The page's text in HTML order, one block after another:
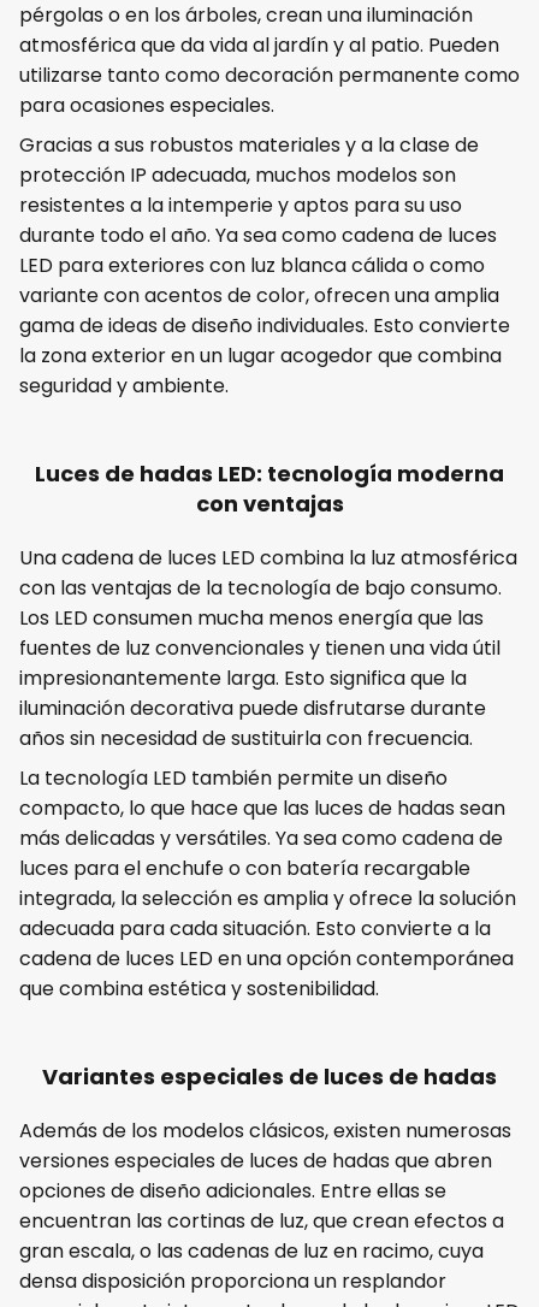
pérgolas o en los árboles, crean una iluminación
atmosférica que da vida al jardín y al patio. Pueden
utilizarse tanto como decoración permanente como
para ocasiones especiales.
Gracias a sus robustos materiales y a la clase de
protección IP adecuada, muchos modelos son
resistentes a la intemperie y aptos para su uso
durante todo el año. Ya sea como cadena de luces
LED para exteriores con luz blanca cálida o como
variante con acentos de color, ofrecen una amplia
gama de ideas de diseño individuales. Esto convierte
la zona exterior en un lugar acogedor que combina
seguridad y ambiente.
Luces de hadas LED: tecnología moderna
con ventajas
Una cadena de luces LED combina la luz atmosférica
con las ventajas de la tecnología de bajo consumo.
Los LED consumen mucha menos energía que las
fuentes de luz convencionales y tienen una vida útil
impresionantemente larga. Esto significa que la
iluminación decorativa puede disfrutarse durante
años sin necesidad de sustituirla con frecuencia.
La tecnología LED también permite un diseño
compacto, lo que hace que las luces de hadas sean
más delicadas y versátiles. Ya sea como cadena de
luces para el enchufe o con batería recargable
integrada, la selección es amplia y ofrece la solución
adecuada para cada situación. Esto convierte a la
cadena de luces LED en una opción contemporánea
que combina estética y sostenibilidad.
Variantes especiales de luces de hadas
Además de los modelos clásicos, existen numerosas
versiones especiales de luces de hadas que abren
opciones de diseño adicionales. Entre ellas se
encuentran las cortinas de luz, que crean efectos a
gran escala, o las cadenas de luz en racimo, cuya
densa disposición proporciona un resplandor